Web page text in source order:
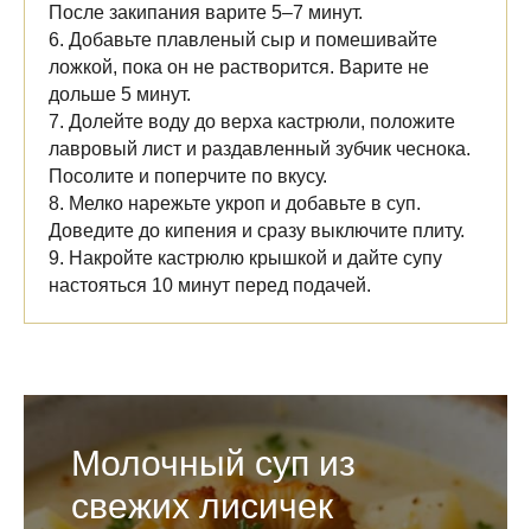
После закипания варите 5–7 минут.
6. Добавьте плавленый сыр и помешивайте
ложкой, пока он не растворится. Варите не
дольше 5 минут.
7. Долейте воду до верха кастрюли, положите
лавровый лист и раздавленный зубчик чеснока.
Посолите и поперчите по вкусу.
8. Мелко нарежьте укроп и добавьте в суп.
Доведите до кипения и сразу выключите плиту.
9. Накройте кастрюлю крышкой и дайте супу
настояться 10 минут перед подачей.
Молочный суп из
свежих лисичек